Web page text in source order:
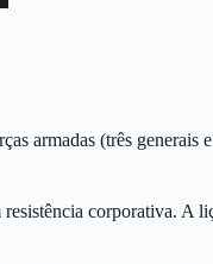
armadas (três generais
corporativa. A